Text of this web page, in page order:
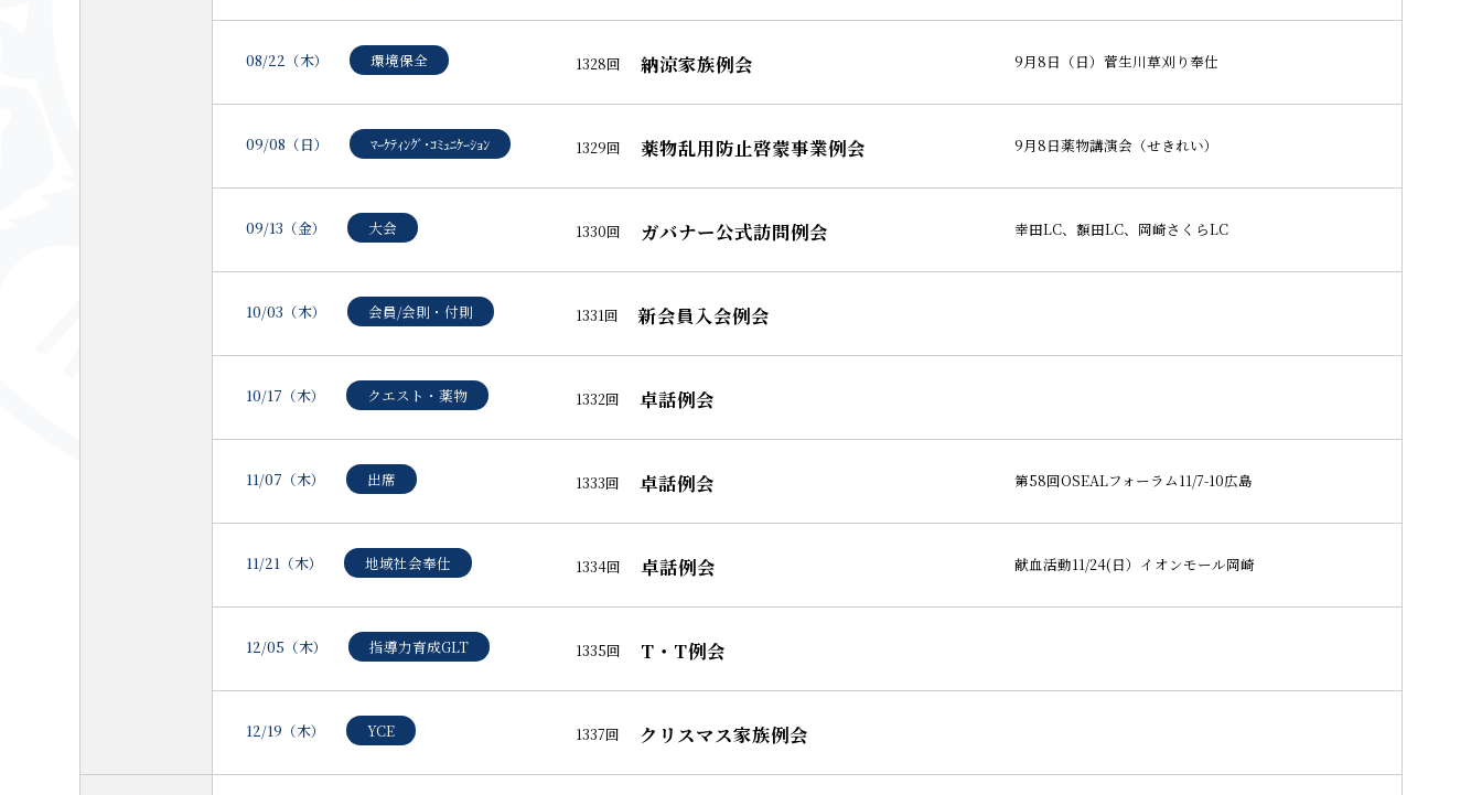
08/22（木） 環境保全 1328回 納涼家族例会 9月8日（日）菅生川草刈り奉仕
09/08（日） ﾏｰｹﾃｨﾝｸﾞ･ｺﾐｭﾆｹｰｼｮﾝ 1329回 薬物乱用防止啓蒙事業例会 9月8日薬物講演会（せきれい）
09/13（金） 大会 1330回 ガバナー公式訪問例会 幸田LC、額田LC、岡崎さくらLC
10/03（木） 会員/会則・付則 1331回 新会員入会例会
10/17（木） クエスト・薬物 1332回 卓話例会
11/07（木） 出席 1333回 卓話例会 第58回OSEALフォーラム11/7-10広島
11/21（木） 地域社会奉仕 1334回 卓話例会 献血活動11/24(日）イオンモール岡崎
12/05（木） 指導力育成GLT 1335回 T・T例会
12/19（木） YCE 1337回 クリスマス家族例会